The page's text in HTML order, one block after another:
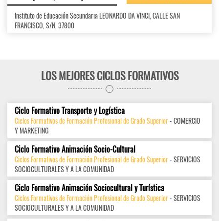
Instituto de Educación Secundaria LEONARDO DA VINCI, CALLE SAN
FRANCISCO, S/N, 37800
LOS MEJORES CICLOS FORMATIVOS
Ciclo Formativo Transporte y Logística
Ciclos Formativos de Formación Profesional de Grado Superior- COMERCIO
Y MARKETING
Ciclo Formativo Animación Socio-Cultural
Ciclos Formativos de Formación Profesional de Grado Superior- SERVICIOS
SOCIOCULTURALES Y A LA COMUNIDAD
Ciclo Formativo Animación Sociocultural y Turística
Ciclos Formativos de Formación Profesional de Grado Superior- SERVICIOS
SOCIOCULTURALES Y A LA COMUNIDAD